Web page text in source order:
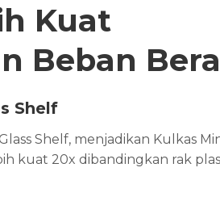
Kuat
Beban
Shelf
Shelf, menjadikan Kulkas
kuat 20x dibandingkan rak